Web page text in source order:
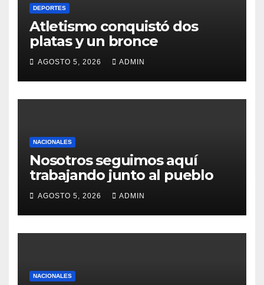
DEPORTES
Atletismo conquistó dos
platas y un bronce
AGOSTO 5, 2026 ADMIN
NACIONALES
Nosotros seguimos aquí
trabajando junto al pueblo
AGOSTO 5, 2026 ADMIN
NACIONALES